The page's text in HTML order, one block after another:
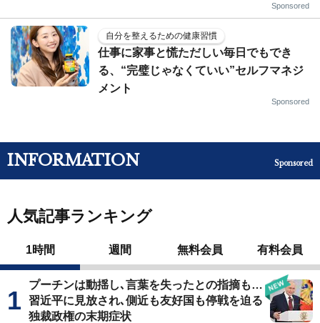
Sponsored
自分を整えるための健康習慣
仕事に家事と慌ただしい毎日でもでき
る、“完璧じゃなくていい”セルフマネジ
メント
Sponsored
INFORMATION Sponsored
人気記事ランキング
1時間 週間 無料会員 有料会員
プーチンは動揺し､言葉を失ったとの指摘も…
習近平に見放され､側近も友好国も停戦を迫る
独裁政権の末期症状